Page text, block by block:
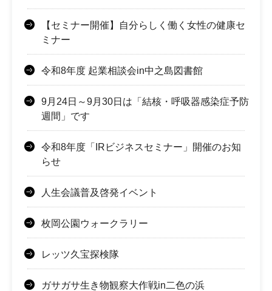
【セミナー開催】自分らしく働く女性の健康セ
ミナー
令和8年度 起業相談会in中之島図書館
9月24日～9月30日は「結核・呼吸器感染症予防
週間」です
令和8年度「IRビジネスセミナー」開催のお知
らせ
人生会議普及啓発イベント
枚岡公園ウォークラリー
レッツ久宝探検隊
ガサガサ生き物観察大作戦in二色の浜